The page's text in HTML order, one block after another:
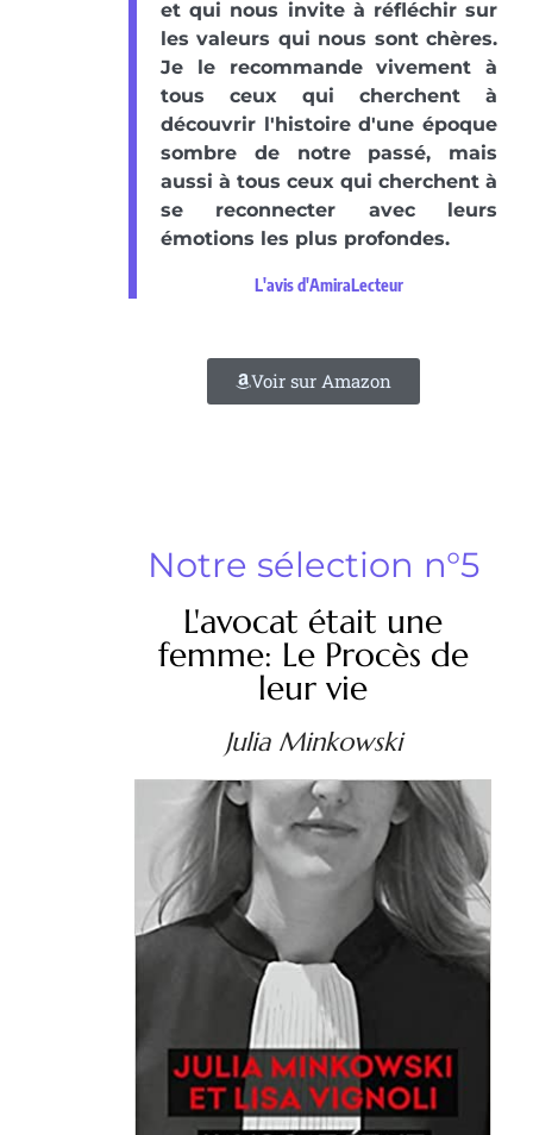
et qui nous invite à réfléchir sur
les valeurs qui nous sont chères.
Je le recommande vivement à
tous ceux qui cherchent à
découvrir l'histoire d'une époque
sombre de notre passé, mais
aussi à tous ceux qui cherchent à
se reconnecter avec leurs
émotions les plus profondes.
L'avis d'AmiraLecteur
Voir sur Amazon
Notre sélection n°5
L'avocat était une
femme: Le Procès de
leur vie
Julia Minkowski